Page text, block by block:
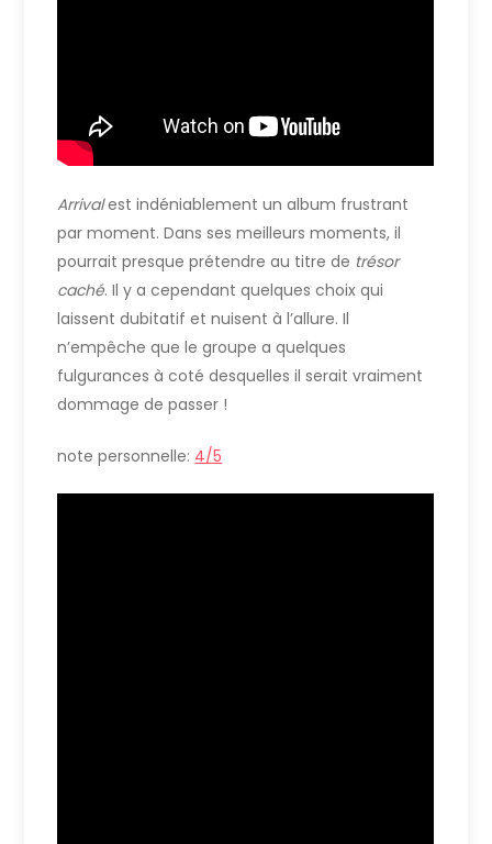
Arrivalest indéniablement un album frustrant
par moment. Dans ses meilleurs moments, il
pourrait presque prétendre au titre de trésor
caché. Il y a cependant quelques choix qui
laissent dubitatif et nuisent à l’allure. Il
n’empêche que le groupe a quelques
fulgurances à coté desquelles il serait vraiment
dommage de passer !
note personnelle: 4/5